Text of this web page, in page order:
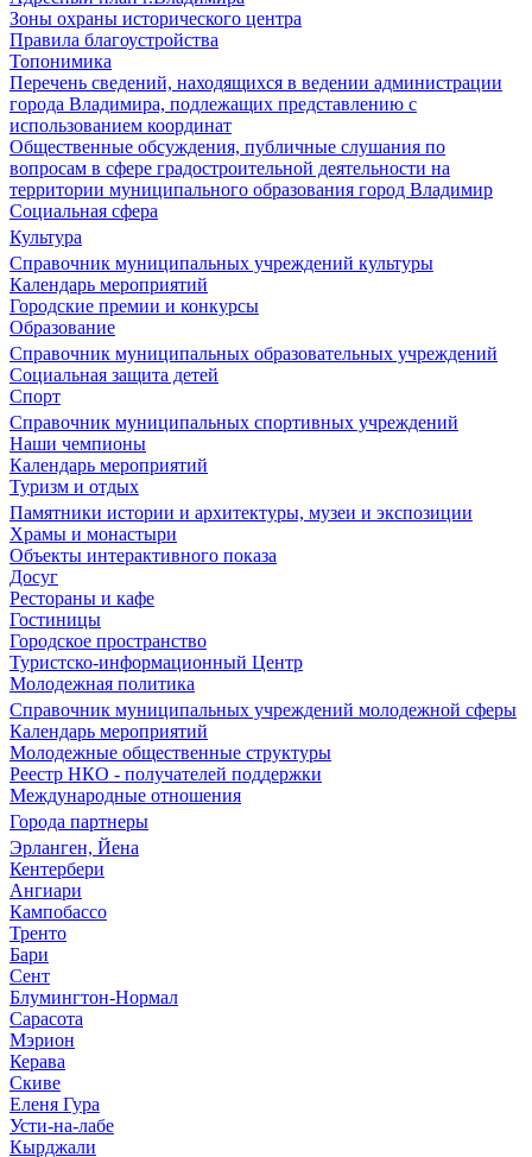
Зоны охраны исторического центра
Правила благоустройства
Топонимика
Перечень сведений, находящихся в ведении администрации
города Владимира, подлежащих представлению с
использованием координат
Общественные обсуждения, публичные слушания по
вопросам в сфере градостроительной деятельности на
территории муниципального образования город Владимир
Социальная сфера
Культура
Справочник муниципальных учреждений культуры
Календарь мероприятий
Городские премии и конкурсы
Образование
Справочник муниципальных образовательных учреждений
Социальная защита детей
Спорт
Справочник муниципальных спортивных учреждений
Наши чемпионы
Календарь мероприятий
Туризм и отдых
Памятники истории и архитектуры, музеи и экспозиции
Храмы и монастыри
Объекты интерактивного показа
Досуг
Рестораны и кафе
Гостиницы
Городское пространство
Туристско-информационный Центр
Молодежная политика
Справочник муниципальных учреждений молодежной сферы
Календарь мероприятий
Молодежные общественные структуры
Реестр НКО - получателей поддержки
Международные отношения
Города партнеры
Эрланген, Йена
Кентербери
Ангиари
Кампобассо
Тренто
Бари
Сент
Блумингтон-Нормал
Сарасота
Мэрион
Керава
Скиве
Еленя Гура
Усти-на-лабе
Кырджали